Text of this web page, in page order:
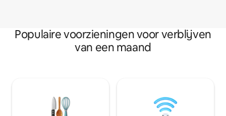
Populaire voorzieningen voor verblijven
van een maand